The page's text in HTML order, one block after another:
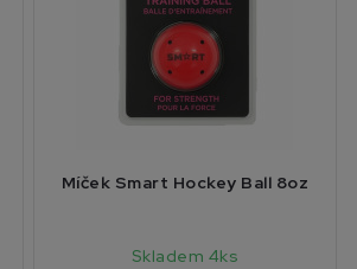
Míček Smart Hockey Ball 8oz
Skladem 4ks